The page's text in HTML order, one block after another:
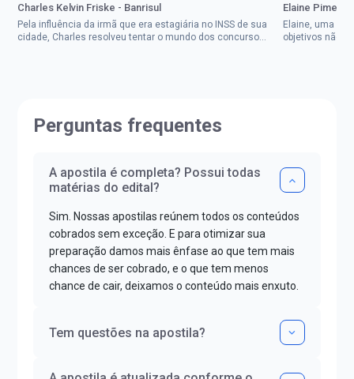
Charles Kelvin Friske - Banrisul
Pela influência da irmã que era estagiária no INSS de sua
cidade, Charles resolveu tentar o mundo dos concursos
Elaine
Elaine, uma
objetivos não
Perguntas frequentes
A apostila é completa? Possui todas
matérias do edital?
Sim. Nossas apostilas reúnem todos os conteúdos
cobrados sem exceção. E para otimizar sua
preparação damos mais ênfase ao que tem mais
chances de ser cobrado, e o que tem menos
chance de cair, deixamos o conteúdo mais enxuto.
Tem questões na apostila?